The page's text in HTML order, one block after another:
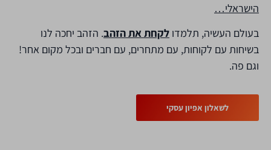
הישראלי…
בעולם העשיה, תלמדו לקחת את הזהב. הזהב יחכה לנו
בשיחות עם לקוחות, עם מתחרים, עם חברים ובכל מקום אחר!
וגם פה.
לשאלון אפיון עסקי